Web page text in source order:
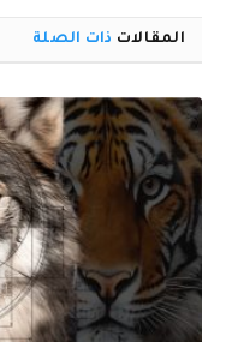
المقالات ذات الصلة